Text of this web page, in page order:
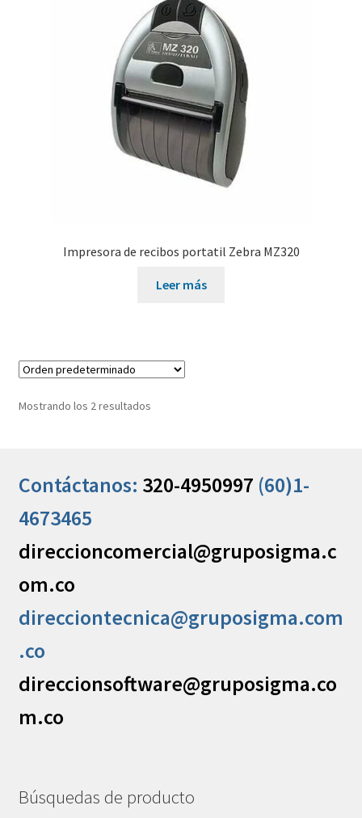
Impresora de recibos portatil Zebra MZ320
Leer más
Mostrando los 2 resultados
Contáctanos: 320-4950997 (60)1-
4673465
direccioncomercial@gruposigma.c
om.co
direcciontecnica@gruposigma.com
.co
direccionsoftware@gruposigma.co
m.co
Búsquedas de producto